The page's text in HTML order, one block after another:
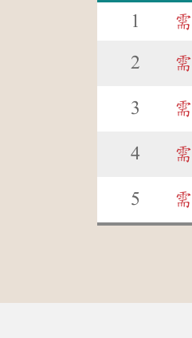
1 需
2 需
3 需
4 需
5 需